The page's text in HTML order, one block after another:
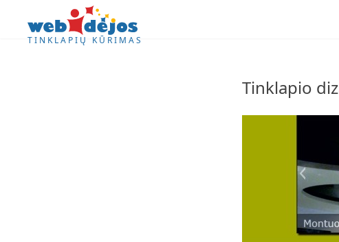
Skip to content
TINKLAPIŲ KŪRIMAS
Tinklapio